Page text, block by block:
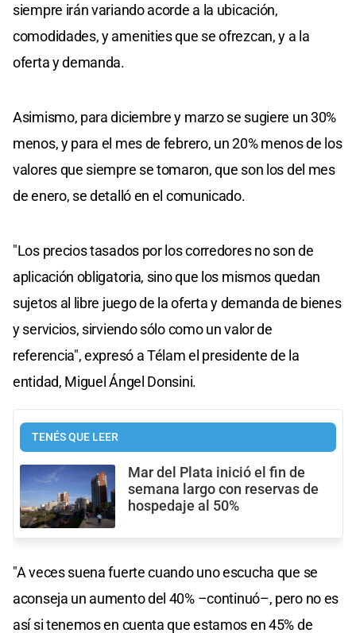
siempre irán variando acorde a la ubicación,
comodidades, y amenities que se ofrezcan, y a la
oferta y demanda.
Asimismo, para diciembre y marzo se sugiere un 30%
menos, y para el mes de febrero, un 20% menos de los
valores que siempre se tomaron, que son los del mes
de enero, se detalló en el comunicado.
"Los precios tasados por los corredores no son de
aplicación obligatoria, sino que los mismos quedan
sujetos al libre juego de la oferta y demanda de bienes
y servicios, sirviendo sólo como un valor de
referencia", expresó a Télam el presidente de la
entidad, Miguel Ángel Donsini.
TENÉS QUE LEER
Mar del Plata inició el fin de
semana largo con reservas de
hospedaje al 50%
"A veces suena fuerte cuando uno escucha que se
aconseja un aumento del 40% –continuó–, pero no es
así si tenemos en cuenta que estamos en 45% de